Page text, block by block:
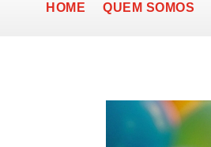
HOME QUEM SOMOS